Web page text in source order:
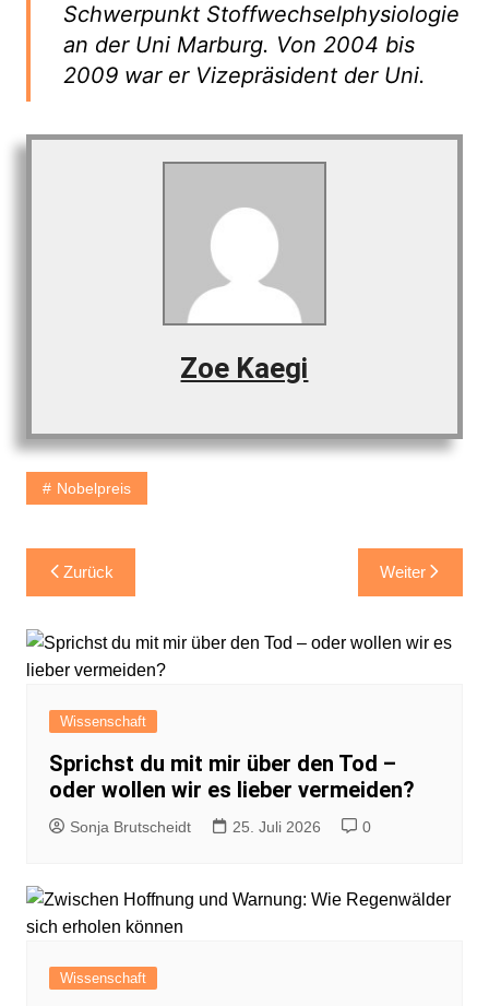
Schwerpunkt Stoffwechselphysiologie
an der Uni Marburg. Von 2004 bis
2009 war er Vizepräsident der Uni.
Zoe Kaegi
Nobelpreis
Beitragsnavigation
Zurück Weiter
Wissenschaft
Sprichst du mit mir über den Tod –
oder wollen wir es lieber vermeiden?
Sonja Brutscheidt 25. Juli 2026 0
Wissenschaft